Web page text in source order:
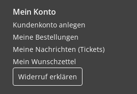
Mein Konto
Kundenkonto anlegen
Meine Bestellungen
Meine Nachrichten (Tickets)
Mein Wunschzettel
Widerruf erklären